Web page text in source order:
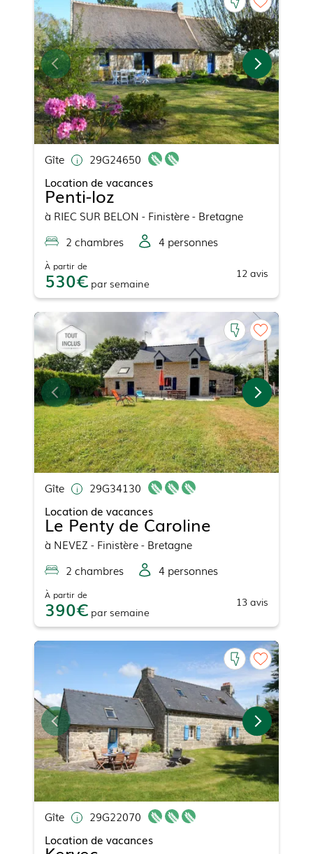
Gîte
29G24650
Location de vacances
Penti-loz
à RIEC SUR BELON - Finistère - Bretagne
2 chambres 4 personnes
À partir de
530 par semaine
12 avis
Gîte
29G34130
Location de vacances
Le Penty de Caroline
à NEVEZ - Finistère - Bretagne
2 chambres 4 personnes
À partir de
390 par semaine
13 avis
Gîte
29G22070
Location de vacances